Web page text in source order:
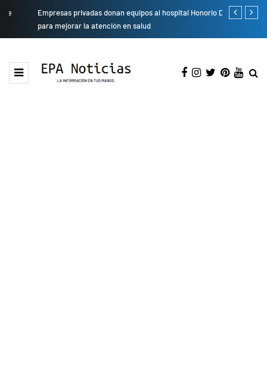
Empresas privadas donan equipos al hospital Honorio Delgado
para mejorar la atención en salud
Cambio de